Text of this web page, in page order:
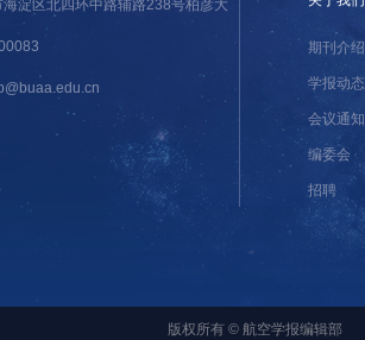
淀区北四环中路辅路238号柏彦大
期刊介绍
学报动态
会议通知
编委会
招聘
版权所有 © 航空学报编辑部